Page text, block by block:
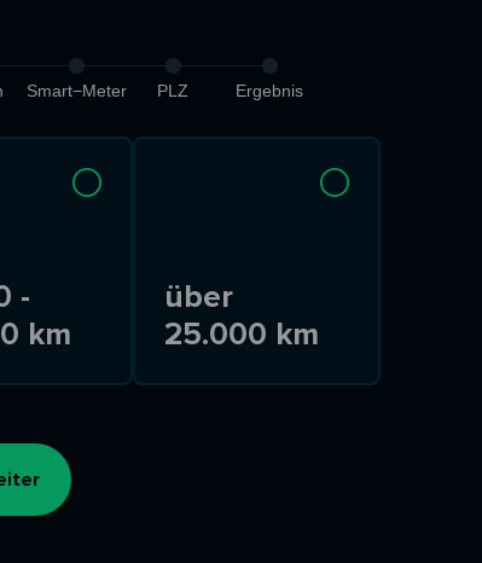
Smart−Meter PLZ Ergebnis
-
km
über
25.000 km